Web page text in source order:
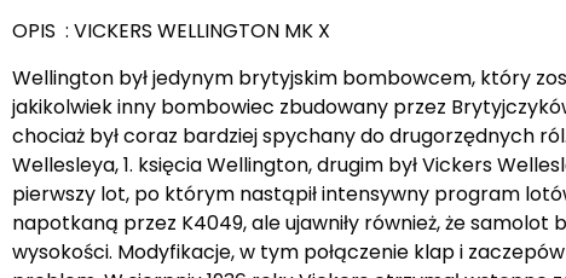
OPIS : VICKERS WELLINGTON MK X
Wellington był jedynym brytyjskim bombowcem, który
jakikolwiek inny bombowiec zbudowany przez
chociaż był coraz bardziej spychany do drugorzędnych
Wellesleya, 1. księcia Wellington, drugim był Vickers
pierwszy lot, po którym nastąpił intensywny program
napotkaną przez K4049, ale ujawniły również, że
wysokości. Modyfikacje, w tym połączenie klap i